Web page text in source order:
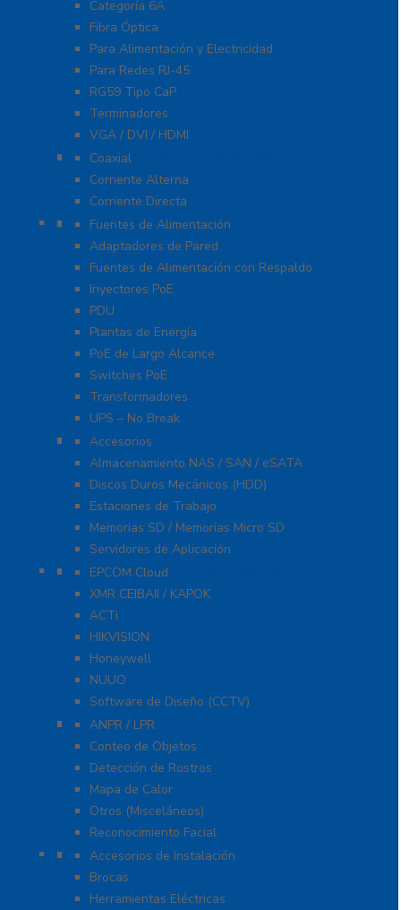
Categoría 6A
Fibra Óptica
Para Alimentación y Electricidad
Para Redes RJ-45
RG59 Tipo CaP
Terminadores
VGA / DVI / HDMI
Protección Contra Descargas
Coaxial
Corriente Alterna
Corriente Directa
Energía
Fuentes de Alimentación
Adaptadores de Pared
Fuentes de Alimentación con Respaldo
Inyectores PoE
PDU
Plantas de Energía
PoE de Largo Alcance
Switches PoE
Transformadores
UPS – No Break
Servidores / Almacenamiento
Accesorios
Almacenamiento NAS / SAN / eSATA
Discos Duros Mecánicos (HDD)
Estaciones de Trabajo
Memorias SD / Memorias Micro SD
Servidores de Aplicación
Software CMS / VMS / Hosting
EPCOM Cloud
XMR CEIBAII / KAPOK
ACTi
HIKVISION
Honeywell
NUUO
Software de Diseño (CCTV)
Videoanálisis
ANPR / LPR
Conteo de Objetos
Detección de Rostros
Mapa de Calor
Otros (Misceláneos)
Reconocimiento Facial
Herramientas
Accesorios de Instalación
Brocas
Herramientas Eléctricas